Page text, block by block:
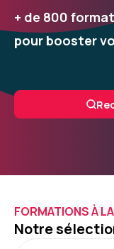
+ de 800
pour booster
FORMATIONS À
Notre